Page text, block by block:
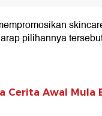
pilihannya
Cerita Awal Mula